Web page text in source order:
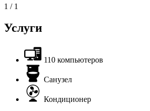
1 / 1
Услуги
110 компьютеров
Санузел
Кондиционер